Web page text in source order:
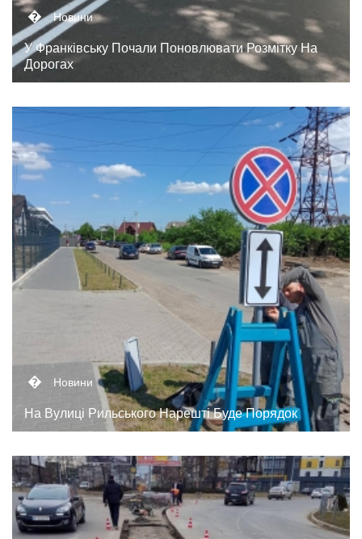
� Новини
У Франківську Почали Поновлювати Розмітку На
Дорогах
� Новини
На Вулиці Рильського Нарешті Буде Порядок